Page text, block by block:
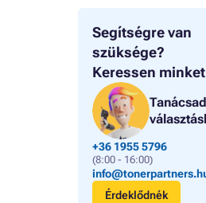
Segítségre van
szüksége?
Keressen
+36 1955 5796
(8:00 - 16:00)
Érdeklődnék